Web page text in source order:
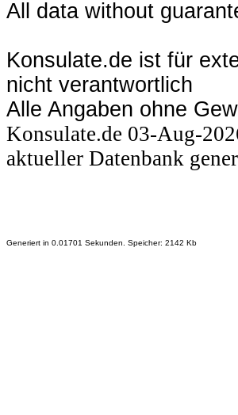
All data without
Konsulate.de ist für
nicht verantwortlich
Alle Angaben ohne
Konsulate.de 03-Aug-
aktueller Datenbank
Generiert in 0.01701 Sekunden. Speicher: 2142 Kb